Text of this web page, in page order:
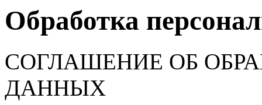
Обработка
СОГЛАШЕНИЕ ОБ
ДАННЫХ